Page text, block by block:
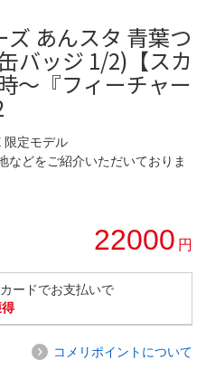
あんスタ 青葉つ
バッジ 1/2)【スカ
〜『フィーチャー
限定モデル
などをご紹介いただいておりま
22000 円
ードでお支払いで
コメリポイントについて